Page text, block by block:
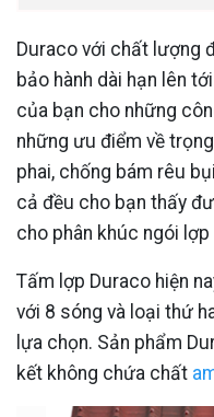
Duraco với chất lượng
bảo hành dài hạn lên
của bạn cho những
những ưu điểm về
phai, chống bám rêu
cả đều cho bạn thấy
cho phân khúc ngói
Tấm lợp Duraco hiện
với 8 sóng và loại thứ
lựa chọn. Sản phẩm
kết không chứa chất